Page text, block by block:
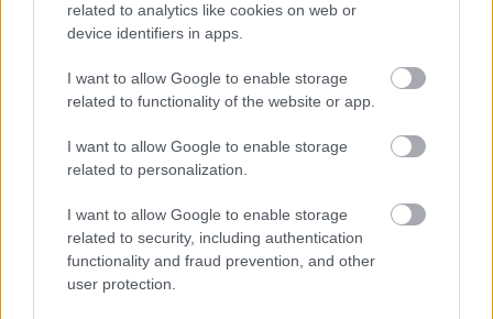
related to analytics like cookies on web or
device identifiers in apps.
I want to allow Google to enable storage
related to functionality of the website or app.
I want to allow Google to enable storage
related to personalization.
I want to allow Google to enable storage
related to security, including authentication
functionality and fraud prevention, and other
user protection.